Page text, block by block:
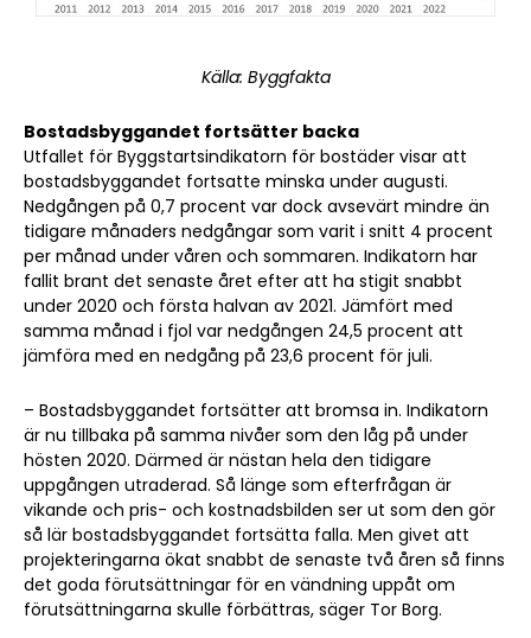
Källa: Byggfakta
Bostadsbyggandet fortsätter backa
Utfallet för Byggstartsindikatorn för bostäder visar att
bostadsbyggandet fortsatte minska under augusti.
Nedgången på 0,7 procent var dock avsevärt mindre än
tidigare månaders nedgångar som varit i snitt 4 procent
per månad under våren och sommaren. Indikatorn har
fallit brant det senaste året efter att ha stigit snabbt
under 2020 och första halvan av 2021. Jämfört med
samma månad i fjol var nedgången 24,5 procent att
jämföra med en nedgång på 23,6 procent för juli.
– Bostadsbyggandet fortsätter att bromsa in. Indikatorn
är nu tillbaka på samma nivåer som den låg på under
hösten 2020. Därmed är nästan hela den tidigare
uppgången utraderad. Så länge som efterfrågan är
vikande och pris- och kostnadsbilden ser ut som den gör
så lär bostadsbyggandet fortsätta falla. Men givet att
projekteringarna ökat snabbt de senaste två åren så finns
det goda förutsättningar för en vändning uppåt om
förutsättningarna skulle förbättras, säger Tor Borg.